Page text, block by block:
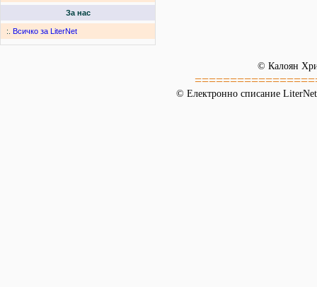
За нас
:. Всичко за LiterNet
© Калоян
© Електронно списание